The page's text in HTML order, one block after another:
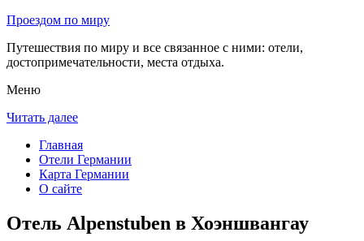
Проездом по миру
Путешествия по миру и все связанное с ними: отели,
достопримечательности, места отдыха.
Меню
Читать далее
Главная
Отели Германии
Карта Германии
О сайте
Отель Alpenstuben в Хоэншвангау